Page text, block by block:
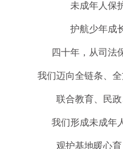
未成年人保
护航少年成
四十年，从司法
我们迈向全链条、
联合教育、民
我们形成未成年
观护基地暖心